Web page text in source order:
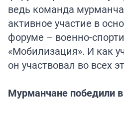
ведь команда
активное участие в
форуме – военно-
«Мобилизация». И как
он участвовал во всех
Мурманчане победили